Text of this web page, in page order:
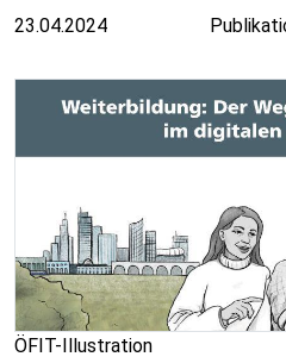
23.04.2024
ÖFIT-Illustration